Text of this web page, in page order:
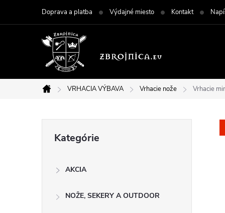
Doprava a platba Výdajné miesto Kontakt
Domov
VRHACIA VÝBAVA Vrhacie nože Vrhacie
kategórie
Kategórie
AKCIA
NOŽE, SEKERY A OUTDOOR